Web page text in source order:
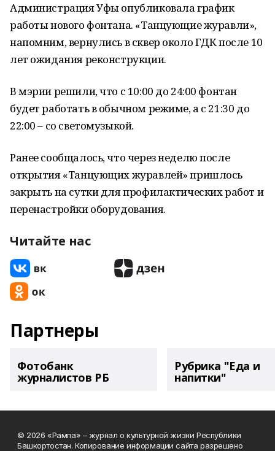
Администрация Уфы опубликовала график
работы нового фонтана. «Танцующие журавли»,
напомним, вернулись в сквер около ГДК после 10
лет ожидания реконструкции.
В мэрии решили, что с 10:00 до 24:00 фонтан
будет работать в обычном режиме, а с 21:30 до
22:00 – со светомузыкой.
Ранее сообщалось, что через неделю после
открытия «Танцующих журавлей» пришлось
закрыть на сутки для профилактических работ и
перенастройки оборудования.
Читайте нас
Партнеры
Фотобанк
журналистов РБ
Рубрика "Еда и
напитки"
© 2026 «Рампа» – журнал о культурной жизни Республики
Башкортостан. Копирование информации сайта разрешено